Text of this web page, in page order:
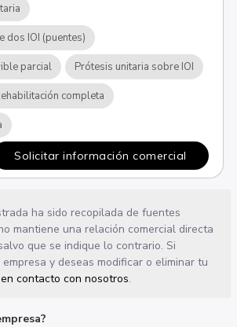
dos IOI (puentes)
parcial Prótesis unitaria sobre IOI
completa
Solicitar información comercial
ha sido recopilada de fuentes
mantiene una relación comercial directa
que se indique lo contrario. Si
y deseas modificar o eliminar tu
contacto con nosotros.